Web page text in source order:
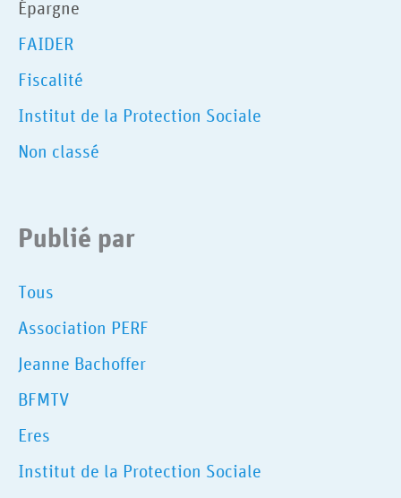
Épargne
FAIDER
Fiscalité
Institut de la Protection Sociale
Non classé
Publié par
Tous
Association PERF
Jeanne Bachoffer
BFMTV
Eres
Institut de la Protection Sociale